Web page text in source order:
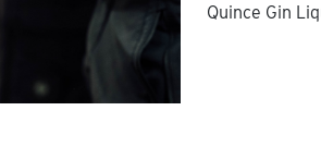
Quince Gin